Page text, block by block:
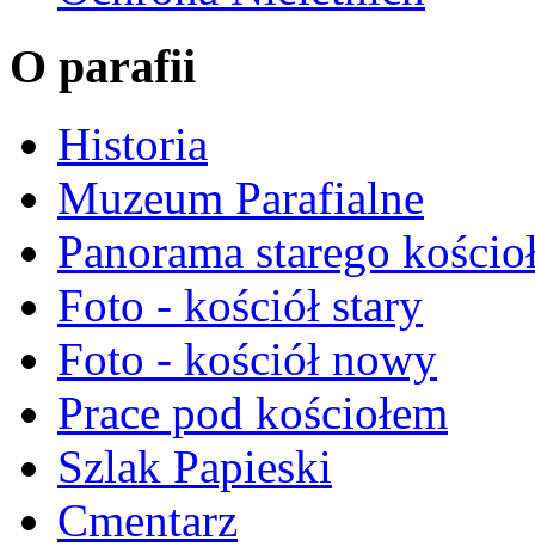
O parafii
Historia
Muzeum Parafialne
Panorama starego
Foto - kościół stary
Foto - kościół nowy
Prace pod kościołem
Szlak Papieski
Cmentarz